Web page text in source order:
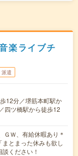
楽ライブチ
派遣
12分／堺筋本町駅か
四ツ橋駅から徒歩12
ＧＷ、有給休暇あり＊
まとまった休みも欲し
ください！